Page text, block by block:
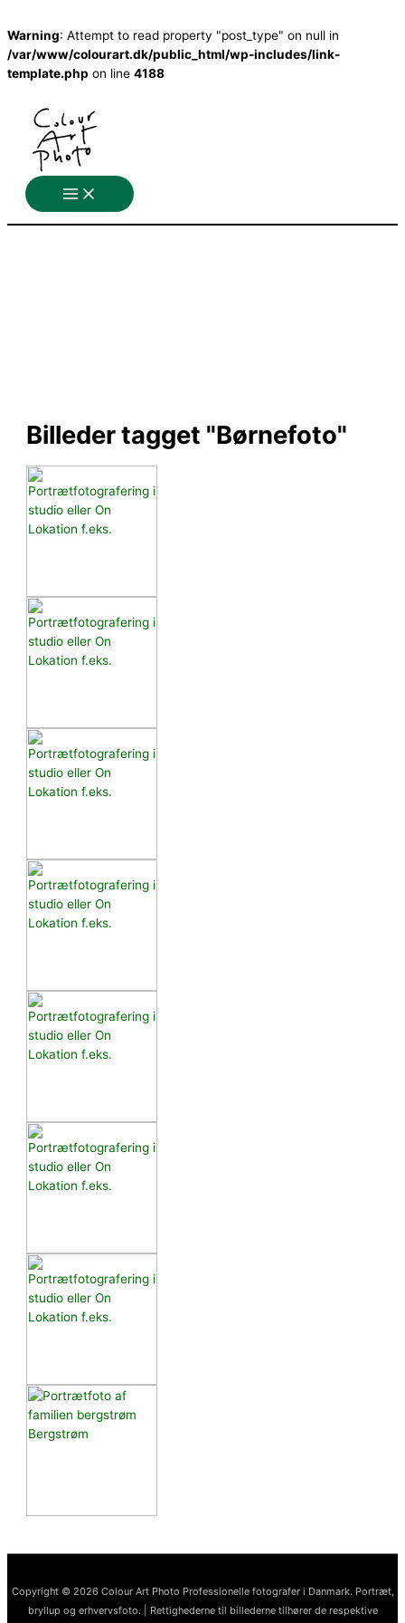
Warning: Attempt to read property "post_type" on null in
/var/www/colourart.dk/public_html/wp-includes/link-
template.php on line 4188
indholdet
Billeder tagget "Børnefoto"
Copyright © 2026 Colour Art Photo Professionelle fotografer i Danmark. Portræt,
bryllup og erhvervsfoto. | Rettighederne til billederne tilhører de respektive